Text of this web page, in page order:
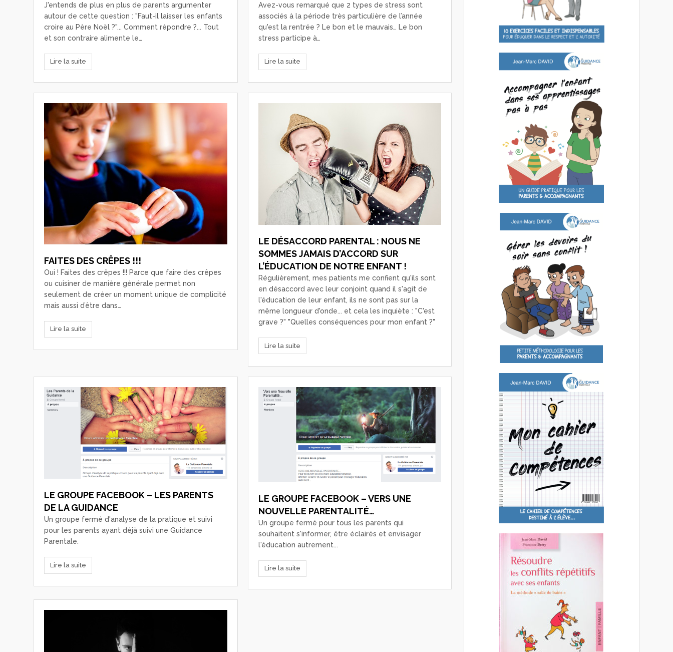
J'entends de plus en plus de parents argumenter
autour de cette question : "Faut-il laisser les enfants
croire au Père Noël ?"... Comment répondre ?... Tout
et son contraire alimente le…
Lire la suite
Avez-vous remarqué que 2 types de stress sont
associés à la période très particulière de l’année
qu'est la rentrée ? Le bon et le mauvais… Le bon
stress participe à…
Lire la suite
FAITES DES CRÊPES !!!
Oui ! Faites des crêpes !!! Parce que faire des crêpes
ou cuisiner de manière générale permet non
seulement de créer un moment unique de complicité
mais aussi d’être dans…
Lire la suite
LE DÉSACCORD PARENTAL : NOUS NE
SOMMES JAMAIS D’ACCORD SUR
L’ÉDUCATION DE NOTRE ENFANT !
Régulièrement, mes patients me confient qu'ils sont
en désaccord avec leur conjoint quand il s'agit de
l'éducation de leur enfant, ils ne sont pas sur la
même longueur d'onde... et cela les inquiète : "C'est
grave ?" "Quelles conséquences pour mon enfant ?"
Lire la suite
LE GROUPE FACEBOOK – LES PARENTS
DE LA GUIDANCE
Un groupe fermé d'analyse de la pratique et suivi
pour les parents ayant déjà suivi une Guidance
Parentale.
Lire la suite
LE GROUPE FACEBOOK – VERS UNE
NOUVELLE PARENTALITÉ…
Un groupe fermé pour tous les parents qui
souhaitent s'informer, être éclairés et envisager
l'éducation autrement...
Lire la suite